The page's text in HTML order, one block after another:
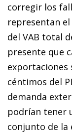
corregir los
representan el
del VAB total
presente que
exportaciones
céntimos del
demanda
podrían tener
conjunto de la